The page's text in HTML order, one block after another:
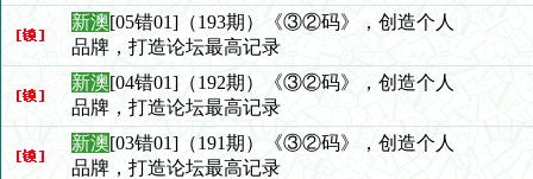
新澳[05错01]（193期）《③②码》，创造个人
品牌，打造论坛最高记录
新澳[04错01]（192期）《③②码》，创造个人
品牌，打造论坛最高记录
新澳[03错01]（191期）《③②码》，创造个人
品牌，打造论坛最高记录